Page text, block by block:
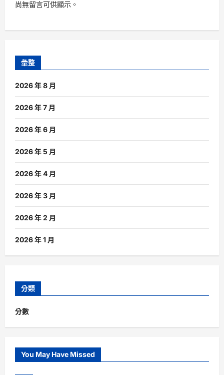
尚無留言可供顯示。
彙整
2026 年 8 月
2026 年 7 月
2026 年 6 月
2026 年 5 月
2026 年 4 月
2026 年 3 月
2026 年 2 月
2026 年 1 月
分類
分數
You May Have Missed